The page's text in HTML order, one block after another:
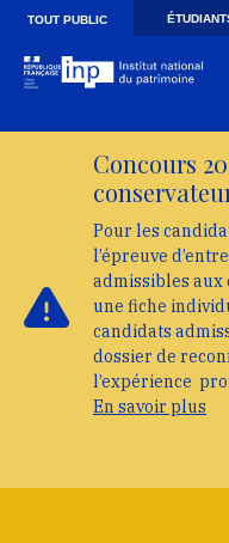
Skip to main navigation
Aller au contenu principal
TOUT PUBLIC
Concours
Pour les
l’épreuve
admissibles
une fiche
candidats
dossier de
l’expérience
En savoir plus